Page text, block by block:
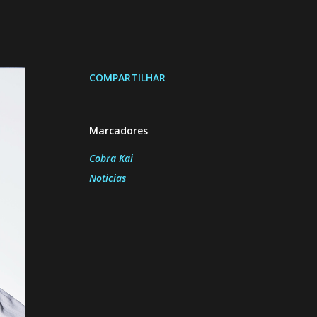
COMPARTILHAR
Marcadores
Cobra Kai
Noticias